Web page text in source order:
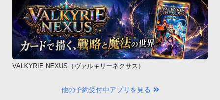
VALKYRIE NEXUS（ヴァルキリーネクサス）
他の予約受付中アプリを見る